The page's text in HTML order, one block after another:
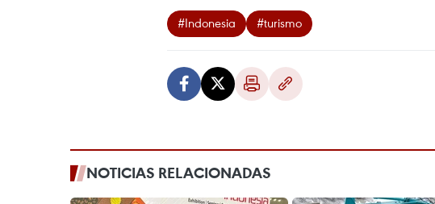
#Indonesia #turismo
NOTICIAS RELACIONADAS